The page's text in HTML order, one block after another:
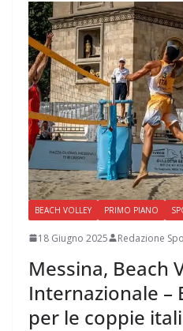
BEACH VOLLEY PRIMO PIANO
18 Giugno 2025 Redazione
Messina, Beach
Internazionale –
per le coppie